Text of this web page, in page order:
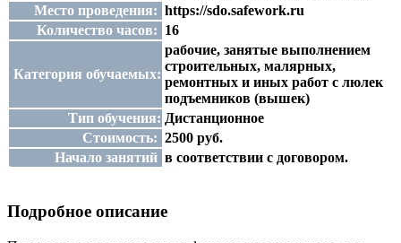
Место проведения: https://sdo.safework.ru
Количество часов: 16
Категория обучаемых:
рабочие, занятые выполнением
строительных, малярных,
ремонтных и иных работ с люлек
подъемников (вышек)
Тип обучения: Дистанционное
Стоимость: 2500 руб.
Начало занятий в соответствии с договором.
Подробное описание